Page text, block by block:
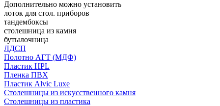
Дополнительно можно установить
лоток для стол. приборов
тандембоксы
столешница из камня
бутылочница
ЛДСП
Полотно АГТ (МДФ)
Пластик HPL
Пленка ПВХ
Пластик Alvic Luxe
Столешницы из искусственного камня
Столешницы из пластика